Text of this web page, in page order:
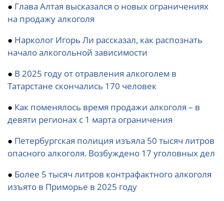
● Глава Алтая высказался о новых ограничениях
на продажу алкоголя
● Нарколог Игорь Ли рассказал, как распознать
начало алкогольной зависимости
● В 2025 году от отравления алкоголем в
Татарстане скончались 170 человек
● Как поменялось время продажи алкоголя – в
девяти регионах с 1 марта ограничения
● Петербургская полиция изъяла 50 тысяч литров
опасного алкоголя. Возбуждено 17 уголовных дел
● Более 5 тысяч литров контрафактного алкоголя
изъято в Приморье в 2025 году